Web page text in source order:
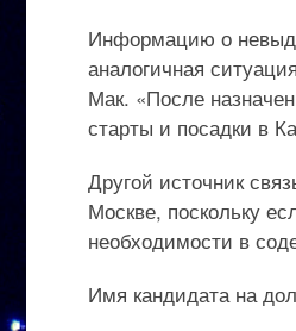
Информацию о
аналогичная
Мак. «После
старты и посадки в
Другой источник
Москве, поскольку
необходимости в
Имя кандидата на